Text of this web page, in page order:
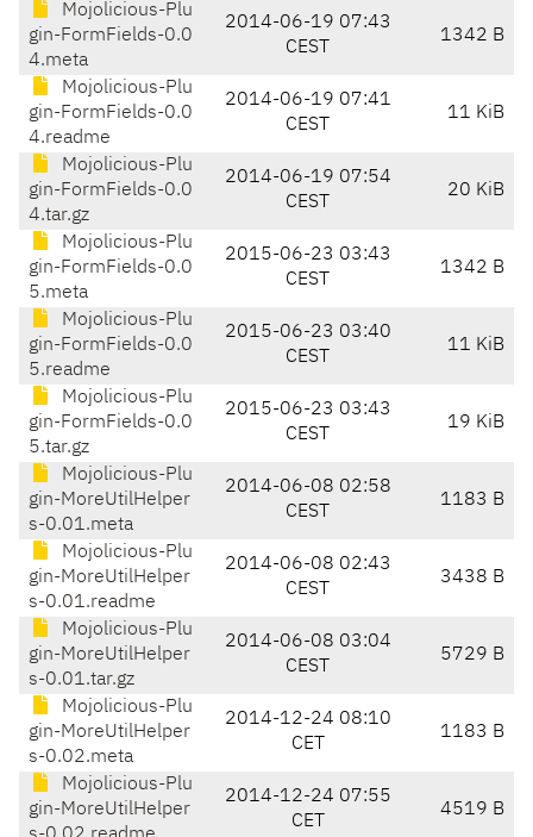
Mojolicious-Plu
gin-FormFields-0.0
4.meta
2014-06-19 07:43
CEST
1342 B
Mojolicious-Plu
gin-FormFields-0.0
4.readme
2014-06-19 07:41
CEST
11 KiB
Mojolicious-Plu
gin-FormFields-0.0
4.tar.gz
2014-06-19 07:54
CEST
20 KiB
Mojolicious-Plu
gin-FormFields-0.0
5.meta
2015-06-23 03:43
CEST
1342 B
Mojolicious-Plu
gin-FormFields-0.0
5.readme
2015-06-23 03:40
CEST
11 KiB
Mojolicious-Plu
gin-FormFields-0.0
5.tar.gz
2015-06-23 03:43
CEST
19 KiB
Mojolicious-Plu
gin-MoreUtilHelper
s-0.01.meta
2014-06-08 02:58
CEST
1183 B
Mojolicious-Plu
gin-MoreUtilHelper
s-0.01.readme
2014-06-08 02:43
CEST
3438 B
Mojolicious-Plu
gin-MoreUtilHelper
s-0.01.tar.gz
2014-06-08 03:04
CEST
5729 B
Mojolicious-Plu
gin-MoreUtilHelper
s-0.02.meta
2014-12-24 08:10
CET
1183 B
Mojolicious-Plu
gin-MoreUtilHelper
2014-12-24 07:55
CET
4519 B